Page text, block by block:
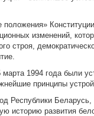
изменений,
строя,
1994 года были
принципы
Республики
историю развития